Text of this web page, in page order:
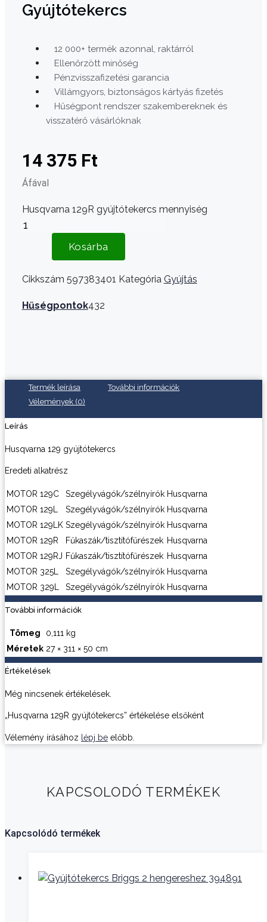
Gyújtótekercs
12 000+ termék azonnal, raktárról
Ellenőrzött minőség
Pénzvisszafizetési garancia
Villámgyors, biztonságos kártyás fizetés
Hűségpont rendszer szakembereknek és
visszatérő vásárlóknak
14 375 Ft
Áfával
Husqvarna 129R gyújtótekercs mennyiség
Kosárba
Cikkszám 597383401 Kategória Gyújtás
Hűségpontok432
Termék leírása
További információk
Vélemények (0)
Leírás
Husqvarna 129 gyújtótekercs
Eredeti alkatrész
MOTOR 129C Szegélyvágók/szélnyírók Husqvarna
MOTOR 129L Szegélyvágók/szélnyírók Husqvarna
MOTOR 129LK Szegélyvágók/szélnyírók Husqvarna
MOTOR 129R Fűkaszák/tisztítófűrészek Husqvarna
MOTOR 129RJ Fűkaszák/tisztítófűrészek Husqvarna
MOTOR 325L Szegélyvágók/szélnyírók Husqvarna
MOTOR 329L Szegélyvágók/szélnyírók Husqvarna
További információk
Tömeg
0,111 kg
Méretek 27 × 311 × 50 cm
Értékelések
Még nincsenek értékelések.
„Husqvarna 129R gyújtótekercs” értékelése elsőként
Vélemény írásához lépj be előbb.
KAPCSOLODÓ TERMÉKEK
Kapcsolódó termékek